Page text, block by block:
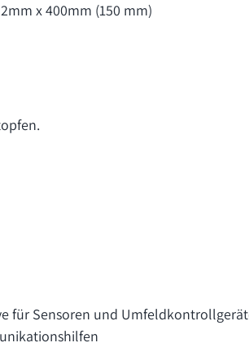
x 400mm (150 mm)
für Sensoren und